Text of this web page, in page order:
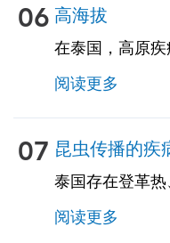
的自我治疗药物
自我治疗药物
途中遇到这些问
06 高海拔
在泰国，高原
地区都处于低海
查您的行程，确
区，并将为您
高原反应。
阅读更多
07 昆虫传播的疾
泰国存在登革
险。风险因季节
和郊区患这些疾
阅读更多